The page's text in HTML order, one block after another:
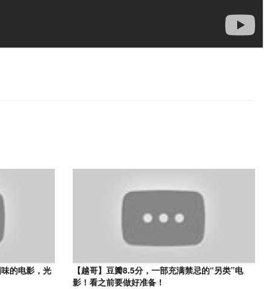
的电影，光
【越哥】豆瓣8.5分，一部充满禁忌的“另类”电
影！看之前要做好准备！